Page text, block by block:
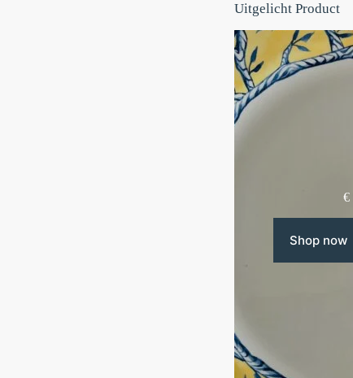
Uitgelicht Product
€
Shop now